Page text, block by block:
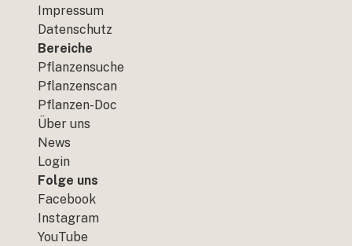
Impressum
Datenschutz
Bereiche
Pflanzensuche
Pflanzenscan
Pflanzen-Doc
Über uns
News
Login
Folge uns
Facebook
Instagram
YouTube